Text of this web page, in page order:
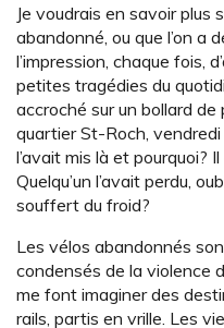
Je voudrais en savoir plus
abandonné, ou que l’on a
l’impression, chaque fois,
petites tragédies du
accroché sur un bollard de
quartier St-Roch,
l’avait mis là et pourquoi?
Quelqu’un l’avait perdu,
souffert du froid?
Les vélos abandonnés
condensés de la violence
me font imaginer des
rails, partis en vrille. Les